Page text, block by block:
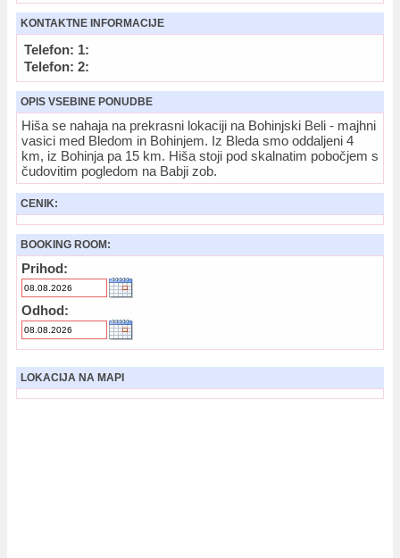
KONTAKTNE INFORMACIJE
Telefon: 1:
Telefon: 2:
OPIS VSEBINE PONUDBE
Hiša se nahaja na prekrasni lokaciji na Bohinjski Beli - majhni
vasici med Bledom in Bohinjem. Iz Bleda smo oddaljeni 4
km, iz Bohinja pa 15 km. Hiša stoji pod skalnatim pobočjem s
čudovitim pogledom na Babji zob.
CENIK:
BOOKING ROOM:
Prihod:
Odhod:
LOKACIJA NA MAPI